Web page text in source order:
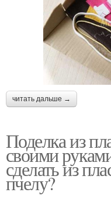
читать дальше →
Поделка из
своими
сделать из
пчелу?